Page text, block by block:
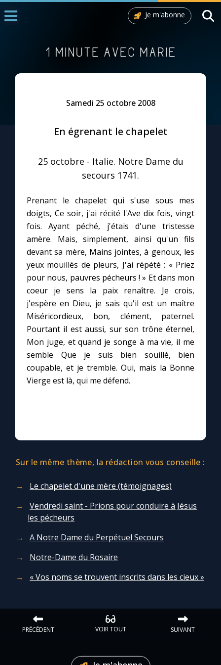
L'actualité de la semaine
La chaîne Youtube
La vidéo de la semaine
Le compte Tiktok
Le magazine
Le site internet
Questions-réponses
Prier au quotidien
Avec Thérèse de Lisieux
Les premiers samedis du mois
Une Minute avec Marie
Une neuvaine
À la une
Je m'abonne
Samedi 25 octobre 2008
En égrenant le chapelet
25 octobre - Italie. Notre Dame du
secours 1741.
Prenant le chapelet qui s'use sous mes
doigts, Ce soir, j'ai récité l'Ave dix fois, vingt
fois. Ayant péché, j'étais d'une tristesse
amère. Mais, simplement, ainsi qu'un fils
devant sa mère, Mains jointes, à genoux, les
yeux mouillés de pleurs, J'ai répété : « Priez
pour nous, pauvres pécheurs ! » Et dans mon
coeur je sens la paix renaître. Je crois,
j'espère en Dieu, je sais qu'il est un maître
Miséricordieux, bon, clément, paternel.
Pourtant il est aussi, sur son trône éternel,
Mon juge, et quand je songe à ma vie, il me
semble Que je suis bien souillé, bien
coupable, et je tremble. Oui, mais la Bonne
Vierge est là, qui me défend.
Sur le même thème, la rédaction vous conseille :
Le chapelet d'une mère (témoignages)
Vendredi saint - Prions pour conduire à Jésus
les pécheurs
A Notre Dame du Perpétuel Secours
Notre-Dame du Rosaire
« Vos noms se trouvent inscrits dans les cieux »
PRÉCÉDENT VOIR TOUT SUIVANT